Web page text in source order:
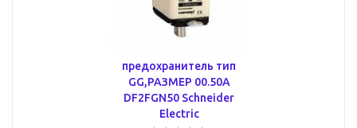
предохранитель тип
GG,РАЗМЕР 00.50А
DF2FGN50 Schneider
Electric